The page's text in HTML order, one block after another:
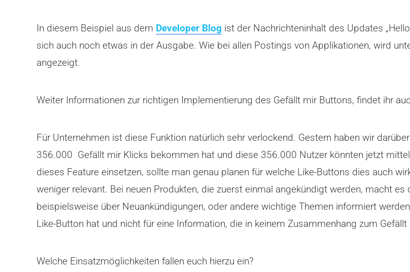
In diesem Beispiel aus dem Developer Blog ist der Nachrichteninhalt des Updates
sich auch noch etwas in der Ausgabe. Wie bei allen Postings von Applikationen, wird
angezeigt.
Weiter Informationen zur richtigen Implementierung des Gefällt mir Buttons, findet ihr
Für Unternehmen ist diese Funktion natürlich sehr verlockend. Gestern haben wir
356.000 Gefällt mir Klicks bekommen hat und diese 356.000 Nutzer könnten jetzt
dieses Feature einsetzen, sollte man genau planen für welche Like-Buttons dies auch
weniger relevant. Bei neuen Produkten, die zuerst einmal angekündigt werden, macht
beispielsweise über Neuankündigungen, oder andere wichtige Themen informiert
Like-Button hat und nicht für eine Information, die in keinem Zusammenhang zum
Welche Einsatzmöglichkeiten fallen euch hierzu ein?